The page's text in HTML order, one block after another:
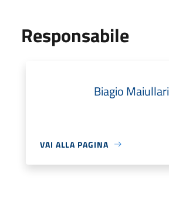
Responsabile
Biagio Maiullari
VAI ALLA PAGINA